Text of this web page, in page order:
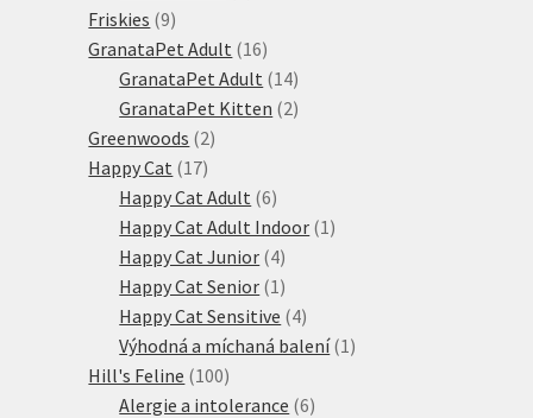
Friskies 99
produktů
GranataPet Adult 1616
produktů
GranataPet Adult 1414
produktů
GranataPet Kitten 22
Greenwoods 22
Happy Cat 1717
produktů
Happy Cat Adult 66
produktů
Happy Cat Adult Indoor 1 1
Happy Cat Junior 44
produkty
Happy Cat Senior 1 1
produkt
Happy Cat Sensitive 44
produkty
Výhodná a míchaná balení 1 1
Hill's Feline 100100
produktů
Alergie a intolerance 66